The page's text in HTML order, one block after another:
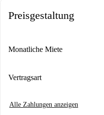
Preisgestaltung
Monatliche Miete
Vertragsart
Alle Zahlungen anzeigen